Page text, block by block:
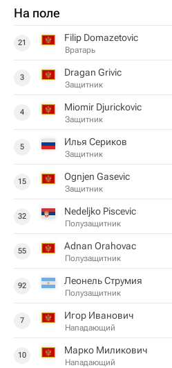
На поле
21 Filip Domazetovic
Вратарь
3 Dragan Grivic
Защитник
4 Miomir Djurickovic
Защитник
5 Илья Сериков
Защитник
15 Ognjen Gasevic
Защитник
32 Nedeljko Piscevic
Полузащитник
55 Adnan Orahovac
Полузащитник
92 Леонель Струмия
Полузащитник
7 Игор Иванович
Нападающий
10 Марко Миликович
Нападающий